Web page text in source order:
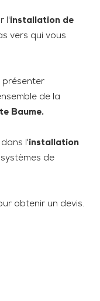
l'installation de
vers qui vous
présenter
de la
Baume.
l'installation
de
obtenir un devis.